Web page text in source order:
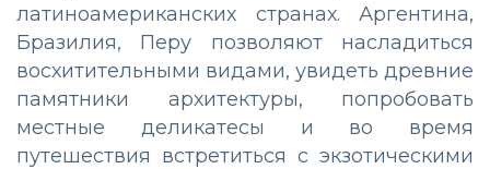
латиноамериканских странах. Аргентина,
Бразилия, Перу позволяют насладиться
восхитительными видами, увидеть древние
памятники архитектуры, попробовать
местные деликатесы и во время
путешествия встретиться с экзотическими